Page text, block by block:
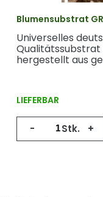
Blumensubstrat
Universelles
Qualitätssubstrat
hergestellt aus
LIEFERBAR
- Stk. +